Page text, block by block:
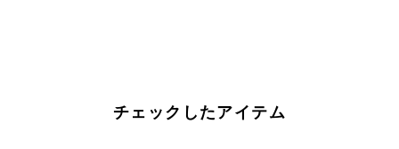
チェックしたアイテム